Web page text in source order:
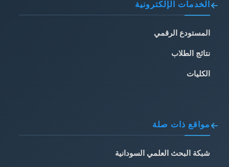
الخدمات الإلكترونية
المستودع الرقمي
نتائج الطلاب
الكليات
مواقع ذات صلة
شبكة البحث العلمي السودانية